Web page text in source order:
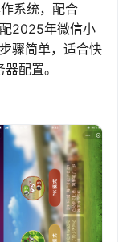
系统，配合
2025年微信小
骤简单，适合快
配置。